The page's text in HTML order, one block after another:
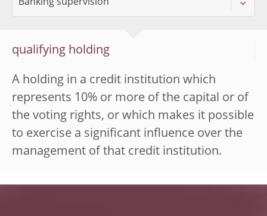
qualifying holding
A holding in a credit institution which
represents 10% or more of the capital or of
the voting rights, or which makes it possible
to exercise a significant influence over the
management of that credit institution.